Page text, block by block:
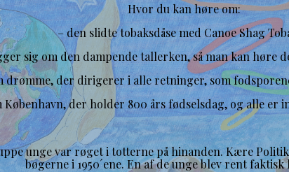
Hvor du kan høre om:
– den slidte tobaksdåse med Canoe Shag
sig om den dampende tallerken, så man kan høre
drømme, der dirigerer i alle retninger, som
København, der holder 800 års fødselsdag, og alle er
unge var røget i totterne på hinanden. Kære
bøgerne i 1950´ene. En af de unge blev rent